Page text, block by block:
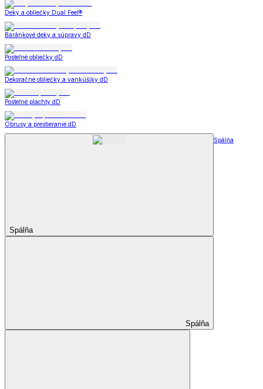
Deky a obliečky Dual Feel®
Baránkové deky a súpravy dD
Posteľné obliečky dD
Dekoračné obliečky a vankúšiky dD
Posteľné plachty dD
Obrusy a prestieranie dD
Spálňa
Spálňa
Spálňa